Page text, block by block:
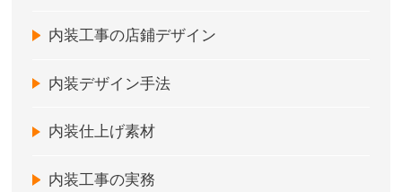
内装工事の店鋪デザイン
内装デザイン手法
内装仕上げ素材
内装工事の実務